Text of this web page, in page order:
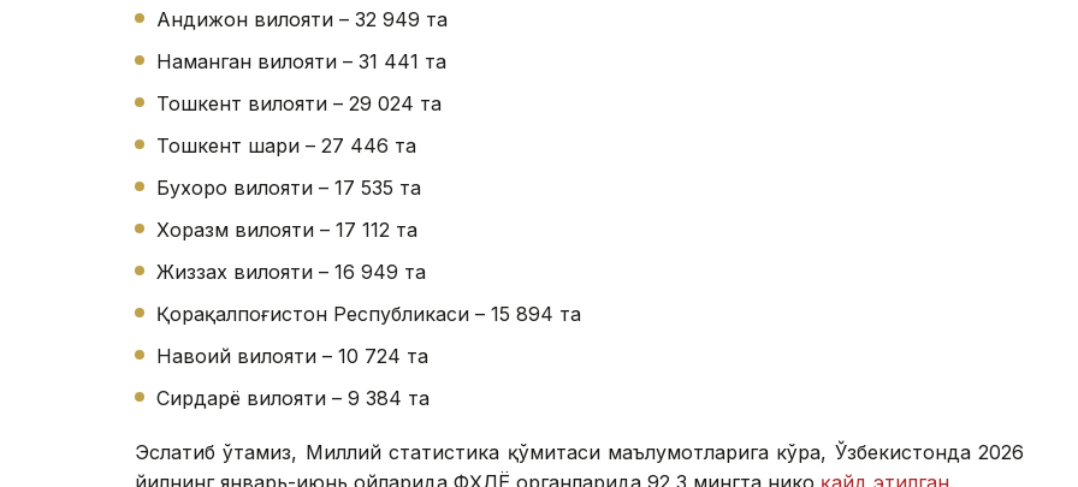
Андижон вилояти – 32 949 та
Наманган вилояти – 31 441 та
Тошкент вилояти – 29 024 та
Тошкент шаҳри – 27 446 та
Бухоро вилояти – 17 535 та
Хоразм вилояти – 17 112 та
Жиззах вилояти – 16 949 та
Қорақалпоғистон Республикаси – 15 894 та
Навоий вилояти – 10 724 та
Сирдарё вилояти – 9 384 та
Эслатиб ўтамиз, Миллий статистика қўмитаси маълумотларига кўра, Ўзбекистонда 2026